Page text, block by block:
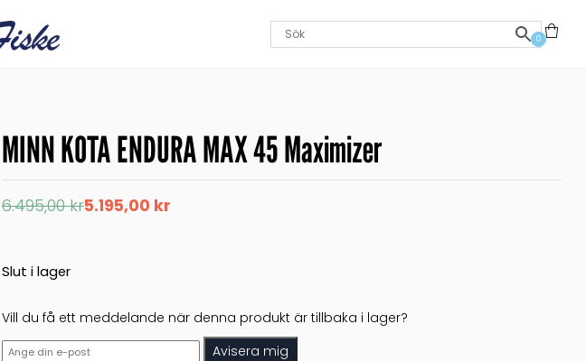
0
MINN KOTA ENDURA MAX 45 Maximizer
6.495,00kr
Det
ursprungliga
6.495,00 kr.
5.195,00 kr
Det
nuvarande
5.195,00 kr.
Slut i lager
Vill du få ett meddelande när denna produkt är tillbaka i lager?
Avisera mig